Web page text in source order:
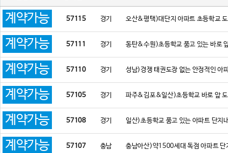
계약가능 57115 경기 오산&평택)대단지 아파트 초등학교
계약가능 57111 경기 동탄&수원)초등학교 품고 있는 바로
계약가능 57110 경기 성남)경쟁 태권도장 없는 안정적인 아
계약가능 57105 경기 파주&김포&일산)초등학교 바로 앞
계약가능 57108 경기 일산)초등학교 품고 있는 아파트 단
계약가능 57107 충남 충남아산)약1500세대 독점 아파트